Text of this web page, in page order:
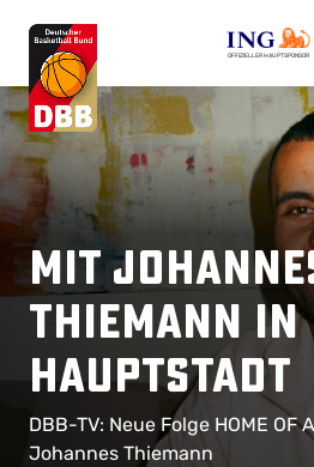
OFFIZIELLER HAUPTSPONSOR
Mit
Thiemann
Hauptstadt
DBB-TV: Neue Folge HOME OF
Johannes Thiemann